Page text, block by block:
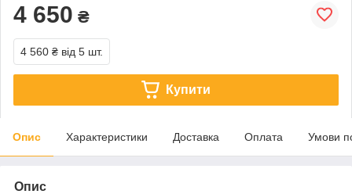
4 650 ₴
4 560 ₴ від 5 шт.
Купити
Опис Характеристики Доставка Оплата Умови
Опис